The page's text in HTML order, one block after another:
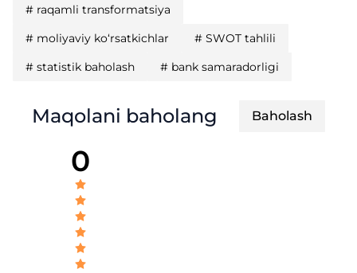
# raqamli transformatsiya
# moliyaviy ko‘rsatkichlar # SWOT tahlili
# statistik baholash # bank samaradorligi
Maqolani baholang Baholash
0